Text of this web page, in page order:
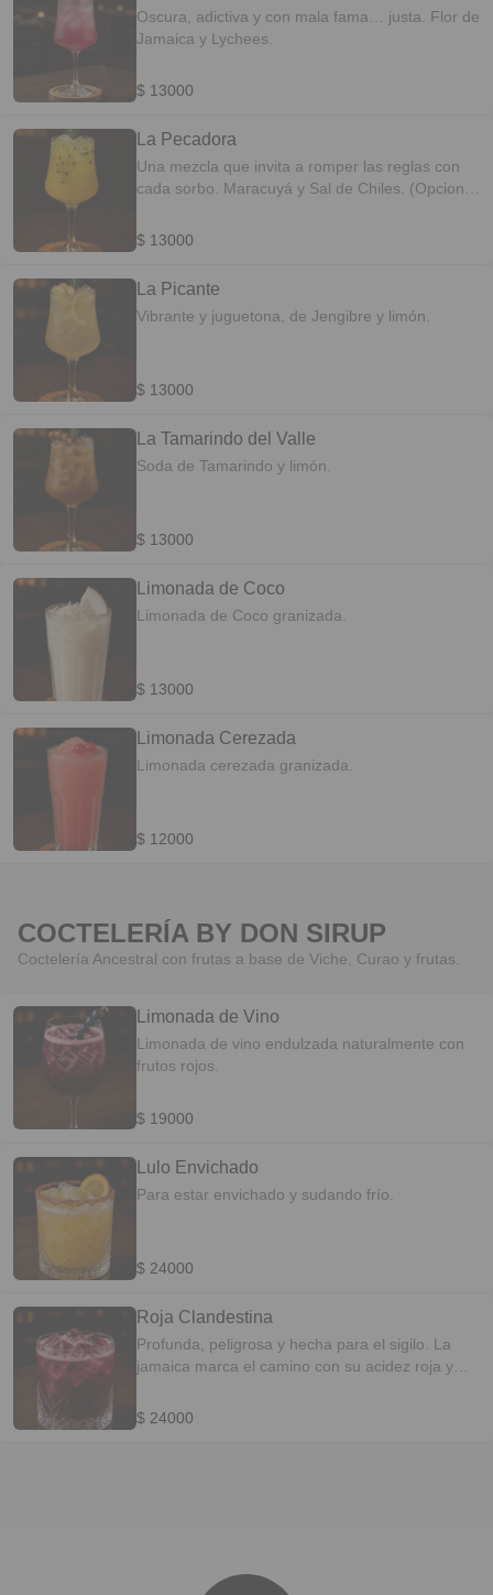
Oscura, adictiva y con mala fama… justa. Flor de
Jamaica y Lychees.
$ 13000
La Pecadora
Una mezcla que invita a romper las reglas con
cada sorbo. Maracuyá y Sal de Chiles. (Opcional
$ 13000
La Picante
Vibrante y juguetona, de Jengibre y limón.
$ 13000
La Tamarindo del Valle
Soda de Tamarindo y limón.
$ 13000
Limonada de Coco
Limonada de Coco granizada.
$ 13000
Limonada Cerezada
Limonada cerezada granizada.
$ 12000
COCTELERÍA BY DON SIRUP
Coctelería Ancestral con frutas a base de Viche, Curao y frutas.
Limonada de Vino
Limonada de vino endulzada naturalmente con
frutos rojos.
$ 19000
Lulo Envichado
Para estar envichado y sudando frío.
$ 24000
Roja Clandestina
Profunda, peligrosa y hecha para el sigilo. La
jamaica marca el camino con su acidez roja y
silencioso, y el curao aparece como ese toque
$ 24000